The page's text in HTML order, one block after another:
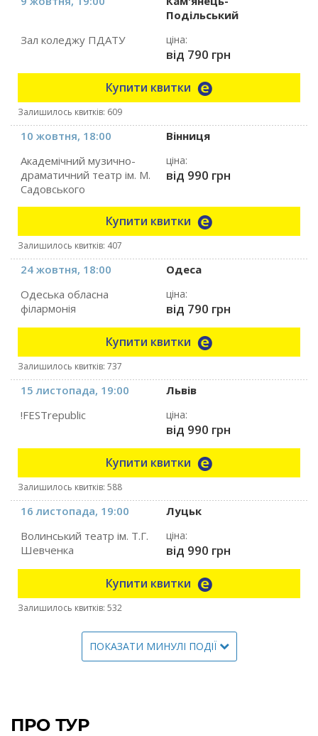
Подільський
Зал коледжу ПДАТУ
ціна:
від 790 грн
Купити квитки
Залишилось квитків: 609
10 жовтня, 18:00
Вінниця
Академічний музично-
драматичний театр ім. М.
Садовського
ціна:
від 990 грн
Купити квитки
Залишилось квитків: 407
24 жовтня, 18:00
Одеса
Одеська обласна
філармонія
ціна:
від 790 грн
Купити квитки
Залишилось квитків: 737
15 листопада, 19:00
Львів
!FESTrepublic
ціна:
від 990 грн
Купити квитки
Залишилось квитків: 588
16 листопада, 19:00
Луцьк
Волинський театр ім. Т.Г.
Шевченка
ціна:
від 990 грн
Купити квитки
Залишилось квитків: 532
ПОКАЗАТИ МИНУЛІ ПОДІЇ
ПРО ТУР